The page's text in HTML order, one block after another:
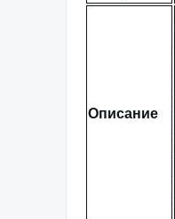
Описание